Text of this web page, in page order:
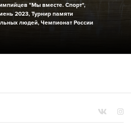
"Мы вместе. Спорт",
2023, Турнир памяти
людей, Чемпионат России